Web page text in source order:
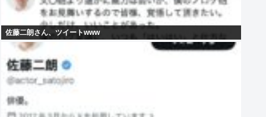
佐藤二朗さん、ツイートwww